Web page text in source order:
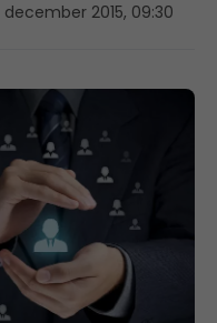
december 2015, 09:30